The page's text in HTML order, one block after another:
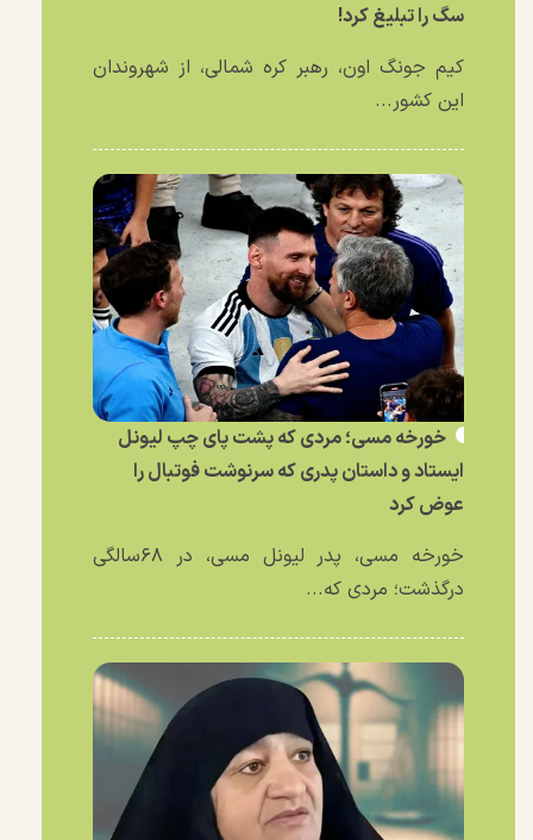
سگ را تبلیغ کرد!
کیم جونگ اون، رهبر کره شمالی، از شهروندان
این کشور...
خورخه مسی؛ مردی که پشت پای چپ لیونل
ایستاد و داستان پدری که سرنوشت فوتبال را
عوض کرد
خورخه مسی، پدر لیونل مسی، در ۶۸سالگی
درگذشت؛ مردی که...